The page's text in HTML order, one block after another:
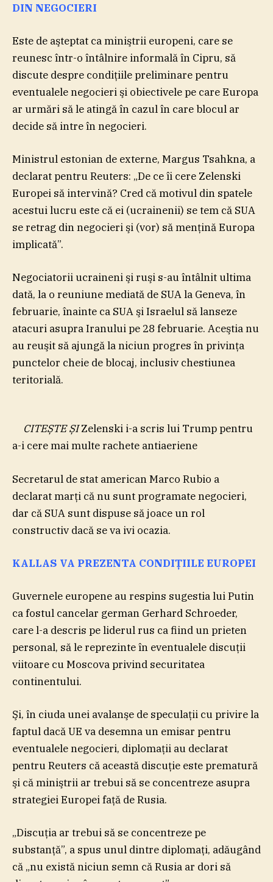
DIN NEGOCIERI
Este de aşteptat ca miniştrii europeni, care se
reunesc într-o întâlnire informală în Cipru, să
discute despre condiţiile preliminare pentru
eventualele negocieri şi obiectivele pe care Europa
ar urmări să le atingă în cazul în care blocul ar
decide să intre în negocieri.
Ministrul estonian de externe, Margus Tsahkna, a
declarat pentru Reuters: „De ce îi cere Zelenski
Europei să intervină? Cred că motivul din spatele
acestui lucru este că ei (ucrainenii) se tem că SUA
se retrag din negocieri şi (vor) să menţină Europa
implicată”.
Negociatorii ucraineni şi ruşi s-au întâlnit ultima
dată, la o reuniune mediată de SUA la Geneva, în
februarie, înainte ca SUA şi Israelul să lanseze
atacuri asupra Iranului pe 28 februarie. Aceştia nu
au reuşit să ajungă la niciun progres în privinţa
punctelor cheie de blocaj, inclusiv chestiunea
teritorială.
CITEȘTE ȘIZelenski i-a scris lui Trump pentru
a-i cere mai multe rachete antiaeriene
Secretarul de stat american Marco Rubio a
declarat marţi că nu sunt programate negocieri,
dar că SUA sunt dispuse să joace un rol
constructiv dacă se va ivi ocazia.
KALLAS VA PREZENTA CONDIŢIILE EUROPEI
Guvernele europene au respins sugestia lui Putin
ca fostul cancelar german Gerhard Schroeder,
care l-a descris pe liderul rus ca fiind un prieten
personal, să le reprezinte în eventualele discuţii
viitoare cu Moscova privind securitatea
continentului.
Şi, în ciuda unei avalanşe de speculaţii cu privire la
faptul dacă UE va desemna un emisar pentru
eventualele negocieri, diplomaţii au declarat
pentru Reuters că această discuţie este prematură
şi că miniştrii ar trebui să se concentreze asupra
strategiei Europei faţă de Rusia.
„Discuţia ar trebui să se concentreze pe
substanţă”, a spus unul dintre diplomaţi, adăugând
că „nu există niciun semn că Rusia ar dori să